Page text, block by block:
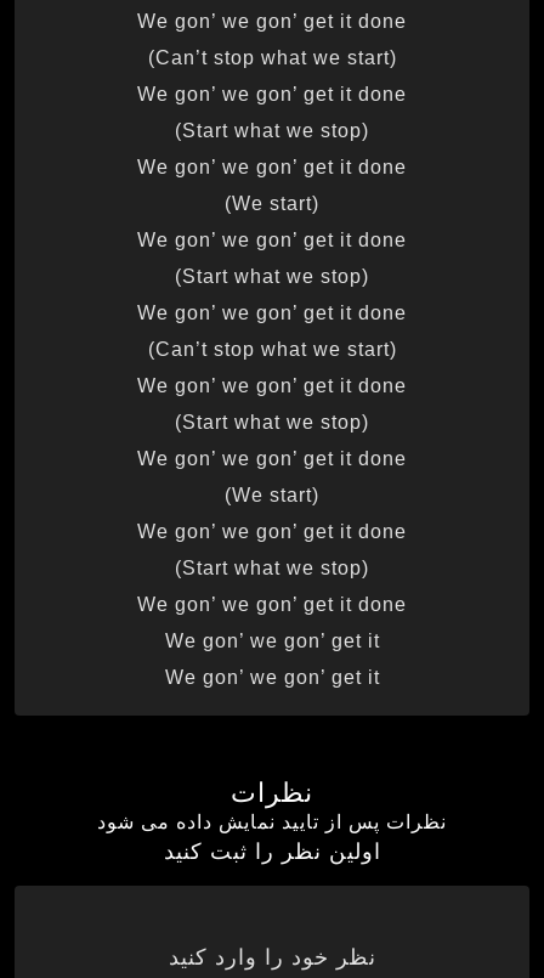
We gon’ we gon’ get it done
(Can’t stop what we start)
We gon’ we gon’ get it done
(Start what we stop)
We gon’ we gon’ get it done
(We start)
We gon’ we gon’ get it done
(Start what we stop)
We gon’ we gon’ get it done
(Can’t stop what we start)
We gon’ we gon’ get it done
(Start what we stop)
We gon’ we gon’ get it done
(We start)
We gon’ we gon’ get it done
(Start what we stop)
We gon’ we gon’ get it done
We gon’ we gon’ get it
We gon’ we gon’ get it
نظرات
نظرات پس از تایید نمایش داده می شود
اولین نظر را ثبت کنید
نظر خود را وارد کنید